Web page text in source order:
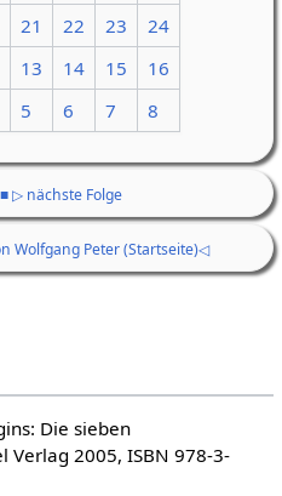
21 22 23
24
13 14 15
16
5 6 7 8
■▷ nächste Folge
Wolfgang Peter (Startseite)◁
Die sieben
Verlag 2005, ISBN 978-3-